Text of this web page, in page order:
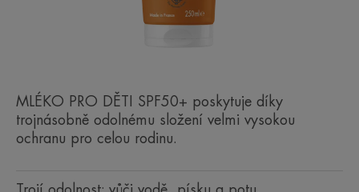
MLÉKO PRO DĚTI SPF50+ poskytuje díky
trojnásobně odolnému složení velmi vysokou
ochranu pro celou rodinu.